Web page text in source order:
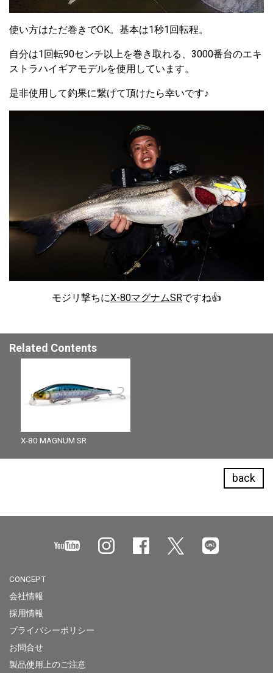
使い方はただ巻きでOK。基本は1秒1回転程。
自分は1回転90センチ以上を巻き取れる、3000番台のエキ
ストラハイギアモデルを使用しています。
是非使用して釣果に繋げて頂けたら幸いです♪
モジリ撃ちにX-80マグナムSRですね👍
Related Contents
X-80 MAGNUM SR
back
CONCEPT
会社情報
採用情報
プライバシーポリシー
お問合せ
製品使用上のご注意